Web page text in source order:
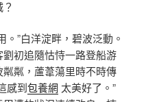
”白洋淀畔，碧波泛動。
初追隨怙恃一路登船游
粼，蘆葦蕩里時不時傳
感到包養網 太美好了。”